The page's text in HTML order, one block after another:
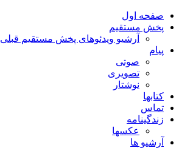
صفحه اول
پخش مستقیم
آرشیو ویدئوهای پخش مستقیم قبلی
پیام
صوتی
تصویری
نوشتار
کتابها
تماس
زندگینامه
عکسها
آرشیو ها